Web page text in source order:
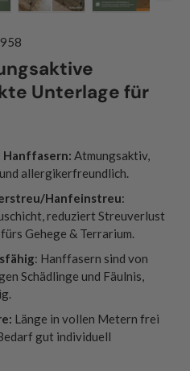
Unterlage für
Hanffasern: Atmungsaktiv,
allergikerfreundlich.
Hanfeinstreu:
reduziert Streuverlust
Gehege & Terrarium.
: Hanffasern sind von
Schädlinge und Fäulnis,
Länge in vollen Metern frei
gut individuell